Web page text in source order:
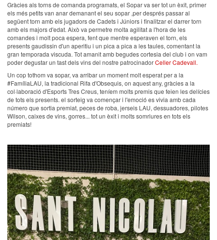
Gràcies als torns de comanda programats, el Sopar va ser tot un èxit, primer
els més petits van anar demanant el seu sopar ,per després passar al
següent torn amb els jugadors de Cadets i Júniors i finalitzar el darrer torn
amb els majors d'edat. Això va permetre molta agilitat a l'hora de les
comandes i molt poca espera, fent que mentre esperaven el torn, els
presents gaudissin d'un aperitiu i un pica a pica a les taules, comentant la
gran temporada viscuda. Tot amanit amb begudes cortesia del club i on vam
poder degustar un tast dels vins del nostre patrocinadorCeller Cadevall.
Un cop tothom va sopar, va arribar un moment molt esperat per a la
#FamíliaLAU, la tradicional Rifa d'Obsequis, on aquest any, gràcies a la
col·laboració d'Esports Tres Creus, teníem molts premis que feien les delícies
de tots els presents. el sorteig va començar i l'emoció es vivia amb cada
número que sortia premiat, peces de roba, jerseis LAU, dessuadores, pilotes
Wilson, caixes de vins, gorres... tot un èxit i molts somriures en tots els
premiats!